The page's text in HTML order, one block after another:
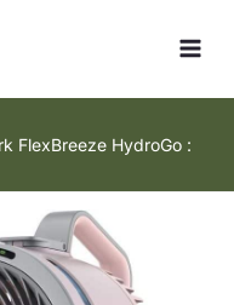
FlexBreeze HydroGo :